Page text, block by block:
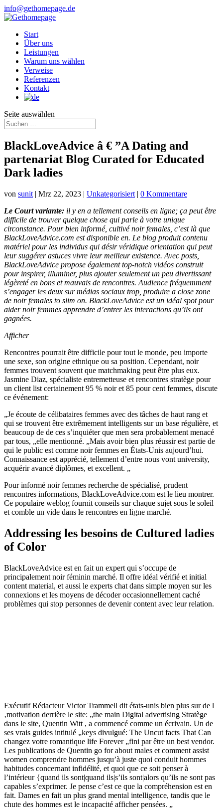
info@gethomepage.de
Start
Über uns
Leistungen
Warum uns wählen
Verweise
Referenzen
Kontakt
Seite auswählen
BlackLoveAdvice â € ”A Dating and
partenariat Blog Curated for Educated
Dark ladies
von sunit | Mrz 22, 2023 | Unkategorisiert | 0 Kommentare
Le Court variante: il y en a tellement conseils en ligne; ça peut être
difficile de trouver quelque chose qui parle à votre unique
circonstance. Pour bien informé, cultivé noir females, c’est là que
BlackLoveAdvice.com est disponible en. Le blog produit contenu
matériel pour les individus qui désir véridique orientation qui peut
leur suggérer astuces vivre leur meilleur existence. Avec posts,
BlackLoveAdvice propose également top-notch vidéos construit
pour inspirer, illuminer, plus ajouter seulement un peu divertissant
légèreté en bons et mauvais de rencontres. Audience fréquemment
s’engager les deux sur médias sociaux trop, produire a close zone
de noir females to slim on. BlackLoveAdvice est un idéal spot pour
aider noir femmes apprendre d’entrer les interactions qu’ils ont
gagnées.
Afficher
Rencontres pourrait être difficile pour tout le monde, peu importe
une sexe, son origine ethnique ou sa position. Cependant, noir
femmes trouvent souvent que matchmaking peut être plus eux.
Jasmine Diaz, spécialiste entremetteuse et rencontres stratège pour
un client list certainement 95 % noir et 85 pour cent femmes, discute
ce événement:
„Je écoute de célibataires femmes avec des tâches de haut rang et
qui se trouvent être extrêmement intelligents sur un base régulière, et
beaucoup de de ces s’inquiéter que men sera probablement menacé
par tous, „elle mentionné. „Mais avoir bien plus réussir est partie de
qui le public est comme noir femmes en États-Unis aujourd’hui.
Connaissance est apprécié, tellement d’entre nous vont university,
acquérir avancé diplômes, et excellent. „
Pour informé noir femmes recherche de spécialisé, prudent
rencontres informations, BlackLoveAdvice.com est le lieu montrer.
Ce populaire weblog fournit conseils sur chaque sujet sous le soleil
et comble un vide dans le rencontres en ligne marché.
Addressing les besoins de Cultured ladies
of Color
BlackLoveAdvice est en fait un expert qui s’occupe de
principalement noir féminin marché. Il offre idéal vérifié et initial
content material, et aussi le experts chat dans simple moyen sur les
connexions et les moyens de décoder occasionnellement caché
problèmes qui stop personnes de devenir content avec leur relation.
Exécutif Rédacteur Victor Trammell dit états-unis bien plus sur de l
‚motivation derrière le site: „the main Digital advertising Stratège
dans le site, Quentin Witt , a commencé comme un écrivain. Un de
ses vrais guides intitulé „keys divulgué: The Uncut facts That Can
changez votre romantique life Forever „fini par être un best vendor.
Les publications de Quentin go for about males et comment assist
women comprendre hommes jusqu’à juste quoi conduit hommes
habitudes concernant infidélité, et quoi que ce soit penser à
l’intérieur {quand ils sont|quand ils|s’ils sont|alors qu’ils ne sont pas
capables s’exprimer. Je pense c’est ce que la compréhension est en
fait. Dames en fait un plus grand mental intelligence, tandis que le
chute des hommes est le incapacité afficher pensées. „